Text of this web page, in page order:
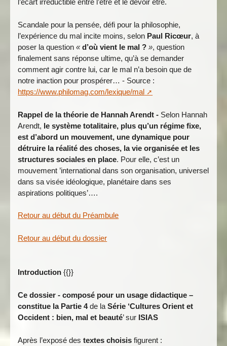
l’écart irréductible entre l’être et le devoir être.
Scandale pour la pensée, défi pour la philosophie,
l’expérience du mal incite moins, selon Paul Ricœur, à
poser la question«d’où vient le mal ? », question
finalement sans réponse ultime, qu’à se demander
comment agir contre lui, car le mal n’a besoin que de
notre inaction pour prospérer… - Source :
https://www.philomag.com/lexique/mal
Rappel de la théorie de Hannah Arendt - Selon Hannah
Arendt, le système totalitaire, plus qu’un régime fixe,
est d’abord un mouvement, une dynamique pour
détruire la réalité des choses, la vie organisée et les
structures sociales en place. Pour elle, c’est un
mouvement ’international dans son organisation, universel
dans sa visée idéologique, planétaire dans ses
aspirations politiques’….
Retour au début du Préambule
Retour au début du dossier
Introduction{{}}
Ce dossier - composé pour un usage didactique –
constitue la Partie 4de laSérie ‘Cultures Orient et
Occident : bien, mal et beauté’ sur ISIAS
Après l’exposé destextes choisis figurent :